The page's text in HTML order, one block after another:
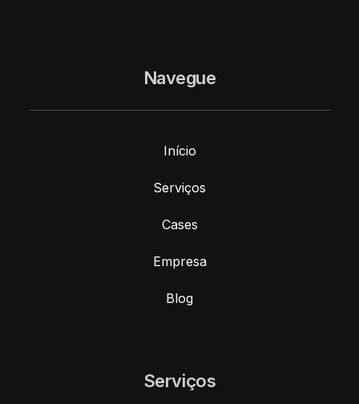
Navegue
Início
Serviços
Cases
Empresa
Blog
Serviços